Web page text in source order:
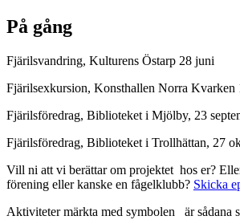
På gång
Fjärilsvandring, Kulturens Östarp 28 juni
Fjärilsexkursion, Konsthallen Norra Kvarken
Fjärilsföredrag, Biblioteket i Mjölby, 23
Fjärilsföredrag, Biblioteket i Trollhättan, 27
Vill ni att vi berättar om projektet hos er?
förening eller kanske en fågelklubb? Skicka
Aktiviteter märkta med symbolen
är sådana